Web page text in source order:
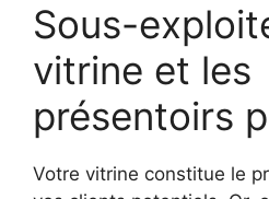
Sous-
vitrine et les
présentoirs
Votre vitrine constitue le